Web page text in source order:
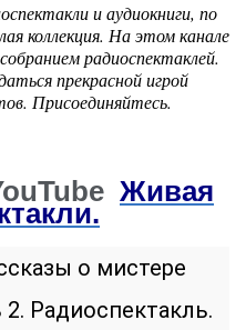
и аудиокниги, по
коллекция. На этом канале
радиоспектаклей.
прекрасной игрой
Присоединяйтесь.
Живая
о мистере
Радиоспектакль.